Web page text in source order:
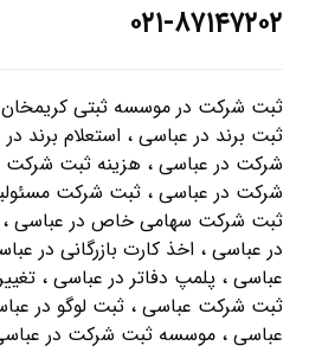
۰۲۱-۸۷۱۴۷۲۰۲
ثبت شرکت در موسسه ثبتی
ثبت برند در عباسی ، استعلام برند
شرکت در عباسی ، هزینه ثبت
شرکت در عباسی ، ثبت شرکت
ثبت شرکت سهامی خاص در عباسی
در عباسی ، اخذ کارت بازرگانی در
عباسی ، پلمپ دفاتر در عباسی ،
ثبت شرکت عباسی ، ثبت لوگو در
عباسی ، موسسه ثبت شرکت در